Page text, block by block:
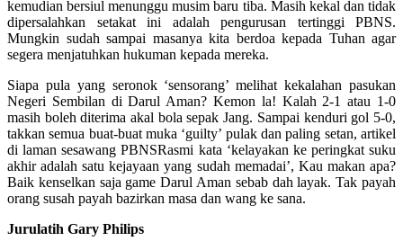
kemudian bersiul menunggu musim baru tiba. Masih kekal dan tidak
dipersalahkan setakat ini adalah pengurusan tertinggi PBNS.
Mungkin sudah sampai masanya kita berdoa kepada Tuhan agar
segera menjatuhkan hukuman kepada mereka.
Siapa pula yang seronok ‘sensorang’ melihat kekalahan pasukan
Negeri Sembilan di Darul Aman? Kemon la! Kalah 2-1 atau 1-0
masih boleh diterima akal bola sepak Jang. Sampai kenduri gol 5-0,
takkan semua buat-buat muka ‘guilty’ pulak dan paling setan, artikel
di laman sesawang PBNSRasmi kata ‘kelayakan ke peringkat suku
akhir adalah satu kejayaan yang sudah memadai’, Kau makan apa?
Baik kenselkan saja game Darul Aman sebab dah layak. Tak payah
orang susah payah bazirkan masa dan wang ke sana.
Jurulatih Gary Philips